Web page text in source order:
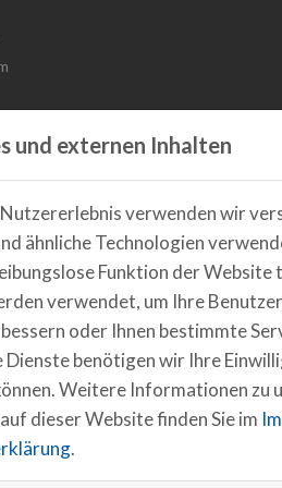
Regensburg
Mobility
und externen Inhalten
verwenden wir
ähnliche Technologien
Funktion der Website
verwendet, um Ihre
oder Ihnen bestimmte
Dienste benötigen wir Ihre
Weitere Informationen zu
dieser Website finden Sie im
.